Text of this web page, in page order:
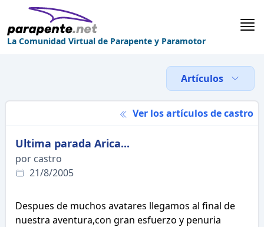
La Comunidad Virtual de Parapente y Paramotor
Artículos
Ver los artículos de castro
Ultima parada Arica...
por castro
21/8/2005
Despues de muchos avatares llegamos al final de
nuestra aventura,con gran esfuerzo y penuria